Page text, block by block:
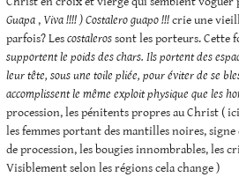
Guapa, Viva !!!! ) Costalero guapo !!!crie une
parfois? Lescostalerossont les porteurs. Cette
supportent le poids des chars. Ils portent des
leur tête, sous une toile pliée, pour éviter de se
accomplissent le même exploit physique que les
procession, les pénitents propres au Christ (
les femmes portant des mantilles noires, signe
de procession, les bougies innombrables, les
Visiblement selon les régions cela change )